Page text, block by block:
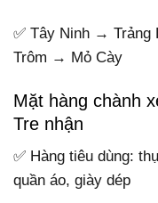
✅ Tây Ninh →
Trôm → Mỏ Cày
Mặt hàng chành
Tre nhận
✅ Hàng tiêu dùng:
quần áo, giày dép